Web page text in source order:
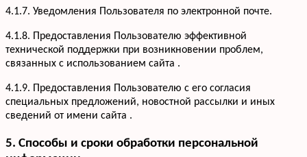
Услуги
Офисная мебель
Шкафы-купе
Гардеробные
Детская мебель
Портфолио
Акции
О компании
Вакансии
Отзывы
Информация
4.1.7. Уведомления Пользователя по электронной почте.
4.1.8. Предоставления Пользователю эффективной
технической поддержки при возникновении проблем,
связанных с использованием сайта .
4.1.9. Предоставления Пользователю с его согласия
специальных предложений, новостной рассылки и иных
сведений от имени сайта .
5. Способы и сроки обработки персональной